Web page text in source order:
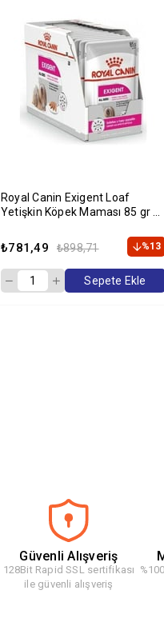
Royal Canin Exigent Loaf
Yetişkin Köpek Maması 85 gr x
₺781,49 ₺898,71 %13
Sepete Ekle
Güvenli Alışveriş
128Bit Rapid SSL sertifikası
ile güvenli alışveriş